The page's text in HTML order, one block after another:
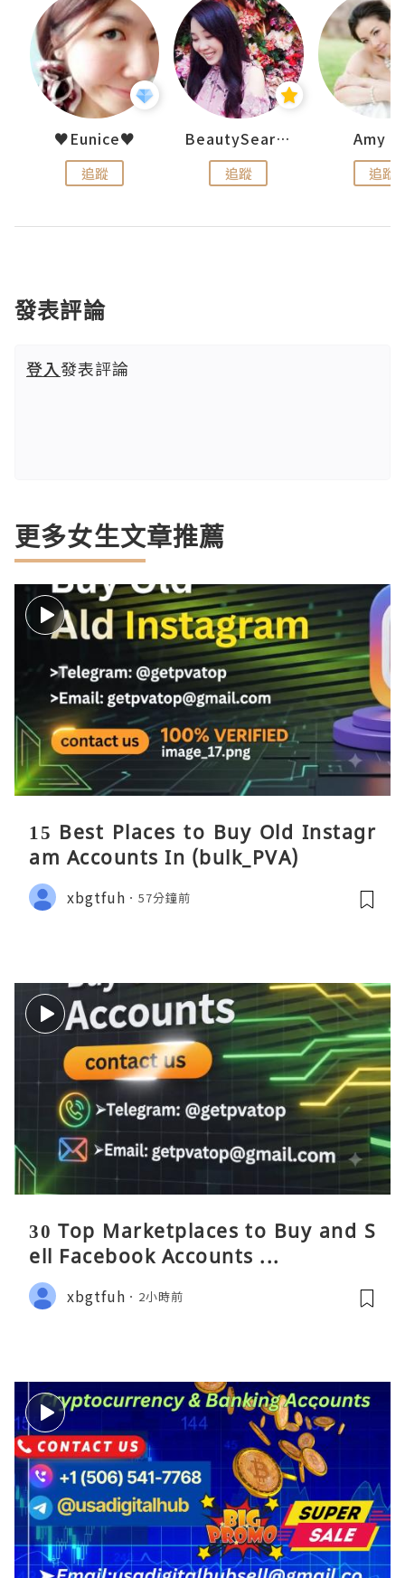
♥Eunice♥
追蹤
BeautySearch
追蹤
Amy
追蹤
發表評論
登入發表評論
更多女生文章推薦
15 Best Places to Buy Old Instagr
am Accounts In (bulk_PVA)
xbgtfuh 57分鐘前
30 Top Marketplaces to Buy and S
ell Facebook Accounts ...
xbgtfuh 2小時前